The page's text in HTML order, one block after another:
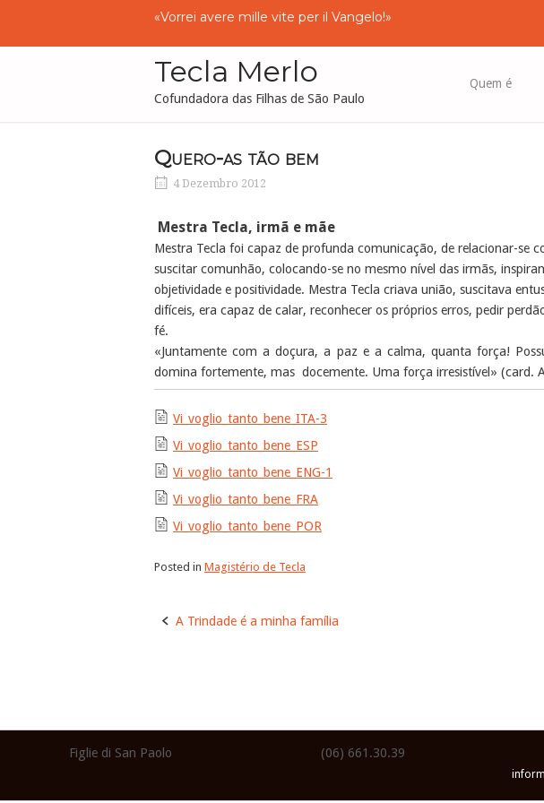
content
«Vorrei avere mille vite per il Vangelo!»
Tecla Merlo
Cofundadora das Filhas de São Paulo
Quem é
Quero-as tão bem
4 Dezembro 2012
Mestra Tecla, irmã e mãe
Mestra Tecla foi capaz de profunda comunicação, de relacionar-se
suscitar comunhão, colocando-se no mesmo nível das irmãs,
objetividade e positividade. Mestra Tecla criava união, suscitava
difíceis, era capaz de calar, reconhecer os próprios erros, pedir
fé.
«Juntamente com a doçura, a paz e a calma, quanta força!
domina fortemente, mas docemente. Uma força irresistível» (card.
Vi_voglio_tanto_bene_ITA-3
Vi_voglio_tanto_bene_ESP
Vi_voglio_tanto_bene_ENG-1
Vi_voglio_tanto_bene_FRA
Vi_voglio_tanto_bene_POR
Posted in Magistério de Tecla
Post
A Trindade é a minha família
Figlie di San Paolo (06) 661.30.39